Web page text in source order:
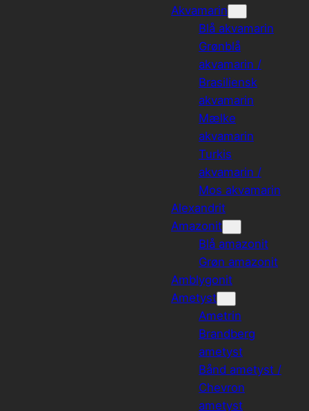
Akvamarin
Blå akvamarin
Grønblå
akvamarin /
Brasiliensk
akvamarin
Mælke
akvamarin
Turkis
akvamarin /
Mos akvamarin
Alexandrit
Amazonit
Blå amazonit
Grøn amazonit
Amblygonit
Ametyst
Ametrin
Brandberg
ametyst
Bånd ametyst /
Chevron
ametyst